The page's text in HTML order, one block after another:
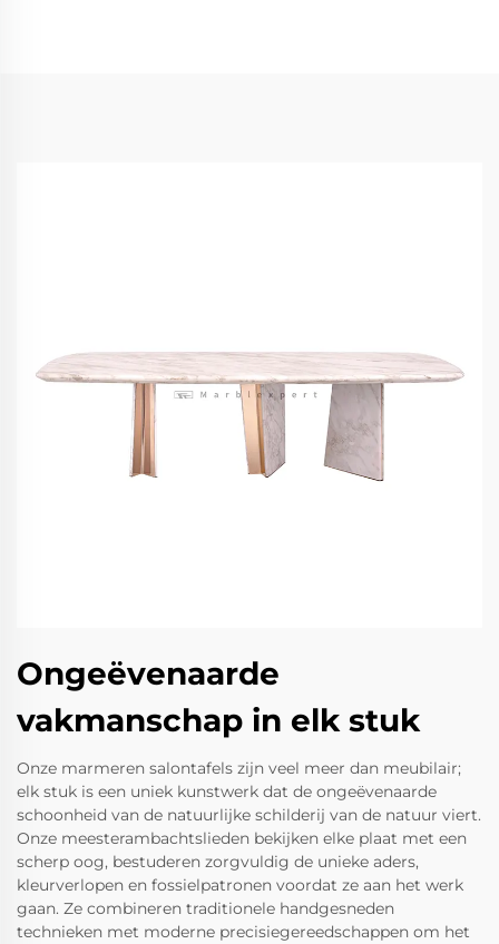
Ongeëvenaarde
vakmanschap in elk stuk
Onze marmeren salontafels zijn veel meer dan meubilair;
elk stuk is een uniek kunstwerk dat de ongeëvenaarde
schoonheid van de natuurlijke schilderij van de natuur viert.
Onze meesterambachtslieden bekijken elke plaat met een
scherp oog, bestuderen zorgvuldig de unieke aders,
kleurverlopen en fossielpatronen voordat ze aan het werk
gaan. Ze combineren traditionele handgesneden
technieken met moderne precisiegereedschappen om het